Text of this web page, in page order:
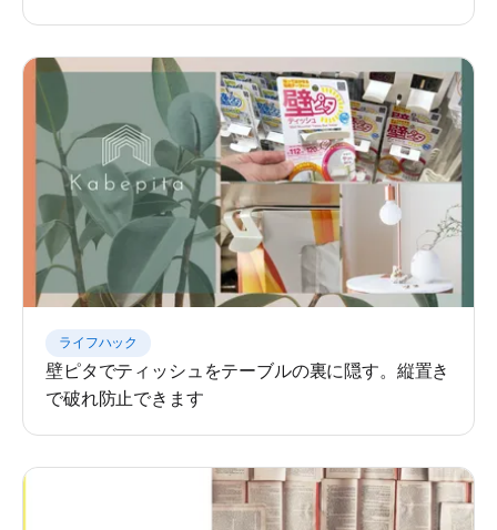
ライフハック
壁ピタでティッシュをテーブルの裏に隠す。縦置き
で破れ防止できます